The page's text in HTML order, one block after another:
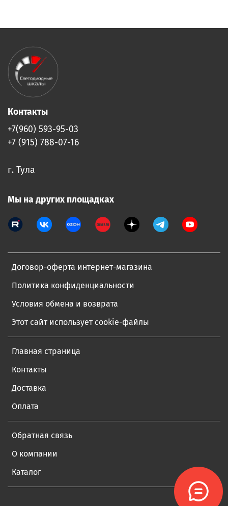
Договор-оферта интернет-магазина
Политика конфиденциальности
Условия обмена и возврата
Этот сайт использует cookie-файлы
Главная страница
Контакты
Доставка
Оплата
Обратная связь
О компании
Каталог
Контакты
+7(960) 593-95-03
+7 (915) 788-07-16
г. Тула
Мы на других площадках